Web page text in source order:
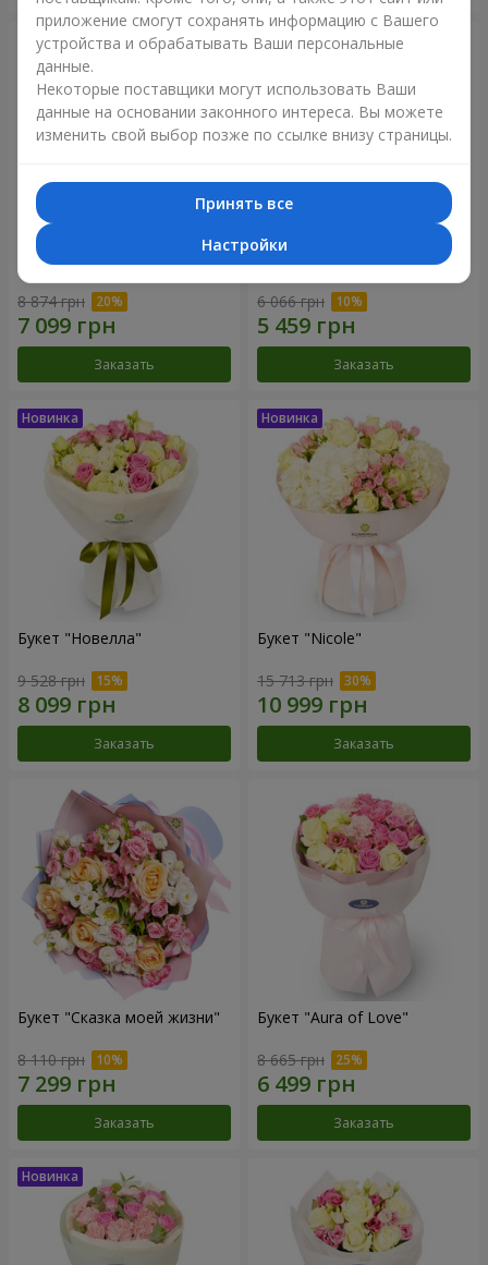
Букет "Дуэт гармонии"
8 874 грн
Заказать
Букет "My Lady"
6 066 грн
Заказать
Букет "Новелла"
9 528 грн
Заказать
Букет "Nicole"
15 713 грн
Заказать
Букет "Сказка моей жизни"
8 110 грн
Заказать
Букет "Aura of Love"
8 665 грн
Заказать
приложение смогут сохранять информацию с Вашего
устройства и обрабатывать Ваши персональные
данные.
Некоторые поставщики могут использовать Ваши
данные на основании законного интереса. Вы можете
изменить свой выбор позже по ссылке внизу страницы.
Принять все
Настройки